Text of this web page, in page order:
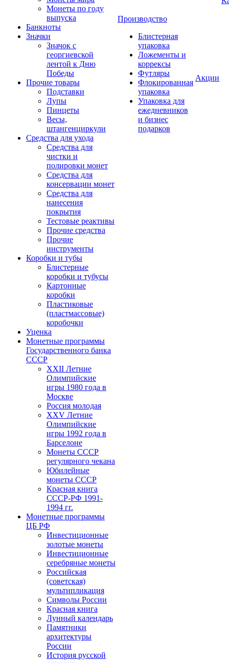
Монеты по году
выпуска
Банкноты
Значки
Значок с
георгиевской
лентой к Дню
Победы
Прочие товары
Подставки
Лупы
Пинцеты
Весы,
штангенциркули
Средства для ухода
Средства для
чистки и
полировки монет
Средства для
консервации монет
Средства для
нанесения
покрытия
Тестовые реактивы
Прочие средства
Прочие
инструменты
Коробки и тубы
Блистерные
коробки и тубусы
Картонные
коробки
Пластиковые
(пластмассовые)
коробочки
Уценка
Монетные программы
Государственного банка
СССР
XXII Летние
Олимпийские
игры 1980 года в
Москве
Россия молодая
XXV Летние
Олимпийские
игры 1992 года в
Барселоне
Монеты СССР
регулярного чекана
Юбилейные
монеты СССР
Красная книга
СССР-РФ 1991-
1994 гг.
Монетные программы
ЦБ РФ
Инвестиционные
золотые монеты
Инвестиционные
серебряные монеты
Российская
(советская)
мультипликация
Символы России
Красная книга
Лунный календарь
Памятники
архитектуры
России
История русской
Производство
Блистерная
упаковка
Ложементы и
коррексы
Футляры
Флокированная
упаковка
Упаковка для
ежедневников
и бизнес
подарков
Акции